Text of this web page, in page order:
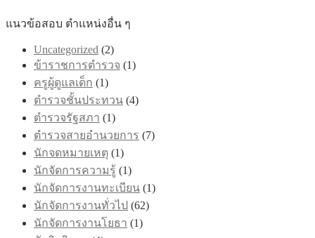
แนวข้อสอบ ตำแหน่งอื่น ๆ
Uncategorized (2)
ข้าราชการตำรวจ (1)
ครูผู้ดูแลเด็ก (1)
ตำรวจชั้นประทวน (4)
ตำรวจรัฐสภา (1)
ตำรวจสายอำนวยการ (7)
นักจดหมายเหตุ (1)
นักจัดการความรู้ (1)
นักจัดการงานทะเบียน (1)
นักจัดการงานทั่วไป (62)
นักจัดการงานโยธา (1)